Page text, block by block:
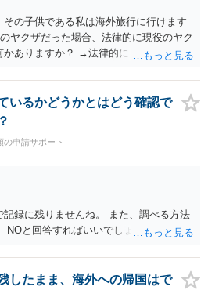
の子供である私は海外旅行に行けます
ヤクザだった場合、法律的に現役のヤク
かありますか？ →法律的に、ということ
いるかどうかとはどう確認で
の申請サポート
録に残りませんね。 また、調べる方法
NOと回答すればいいでしょう。
したまま、海外への帰国はで